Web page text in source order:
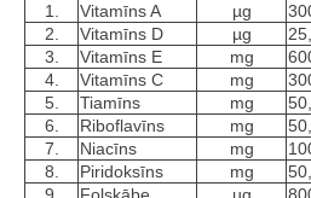
1.
Vitamīns A µg
2.
Vitamīns D µg
3.
Vitamīns E mg
4.
Vitamīns C mg
5.
Tiamīns mg
6.
Riboflavīns mg
7.
Niacīns mg
8.
Piridoksīns mg